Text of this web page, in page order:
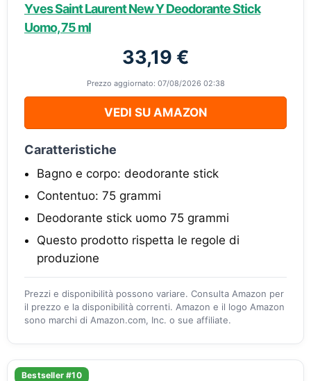
Yves Saint Laurent New Y Deodorante Stick
Uomo, 75 ml
33,19 €
Prezzo aggiornato: 07/08/2026 02:38
VEDI SU AMAZON
Caratteristiche
Bagno e corpo: deodorante stick
Contentuo: 75 grammi
Deodorante stick uomo 75 grammi
Questo prodotto rispetta le regole di
produzione
Prezzi e disponibilità possono variare. Consulta Amazon per
il prezzo e la disponibilità correnti. Amazon e il logo Amazon
sono marchi di Amazon.com, Inc. o sue affiliate.
Bestseller #10